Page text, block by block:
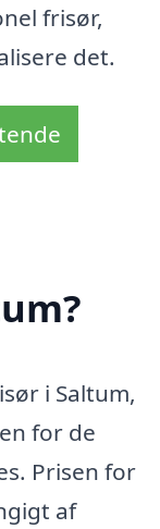
frisør,
det.
i Saltum,
for de
Prisen for
af